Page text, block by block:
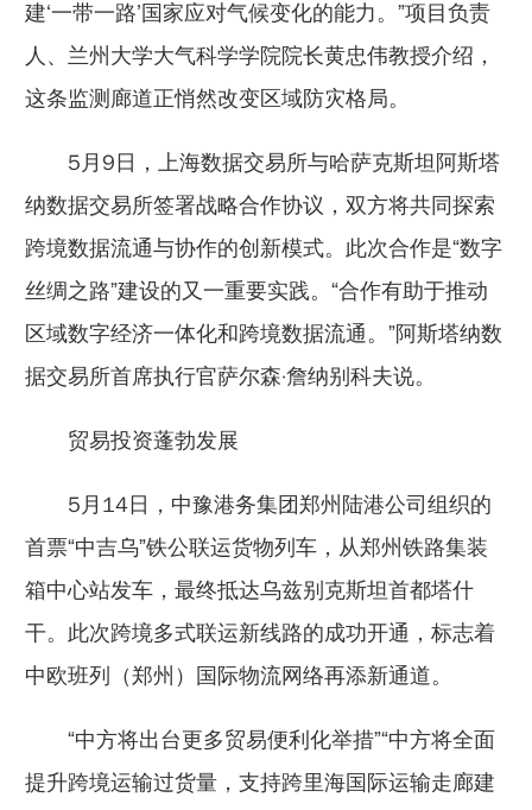
建‘一带一路’国家应对气候变化的能力。”项目负责
人、兰州大学大气科学学院院长黄忠伟教授介绍，
这条监测廊道正悄然改变区域防灾格局。
5月9日，上海数据交易所与哈萨克斯坦阿斯塔
纳数据交易所签署战略合作协议，双方将共同探索
跨境数据流通与协作的创新模式。此次合作是“数字
丝绸之路”建设的又一重要实践。“合作有助于推动
区域数字经济一体化和跨境数据流通。”阿斯塔纳数
据交易所首席执行官萨尔森·詹纳别科夫说。
贸易投资蓬勃发展
5月14日，中豫港务集团郑州陆港公司组织的
首票“中吉乌”铁公联运货物列车，从郑州铁路集装
箱中心站发车，最终抵达乌兹别克斯坦首都塔什
干。此次跨境多式联运新线路的成功开通，标志着
中欧班列（郑州）国际物流网络再添新通道。
“中方将出台更多贸易便利化举措”“中方将全面
提升跨境运输过货量，支持跨里海国际运输走廊建